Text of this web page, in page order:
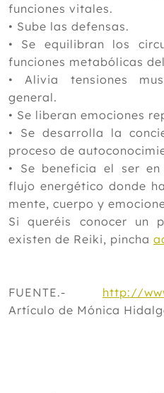
funciones vitales.
• Sube las defensas.
•
Se equilibran los
funciones metabólicas
•
Alivia tensiones
general.
• Se liberan emociones
•
Se desarrolla la
proceso de
•
Se beneficia el ser
flujo energético donde
mente, cuerpo y
Si queréis conocer un
existen de Reiki, pincha
FUENTE.- http://
Artículo de Mónica